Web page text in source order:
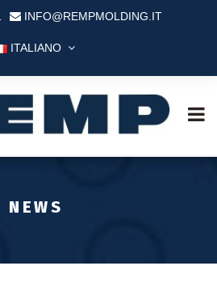
INFO@REMPMOLDING.IT
ITALIANO
NEWS